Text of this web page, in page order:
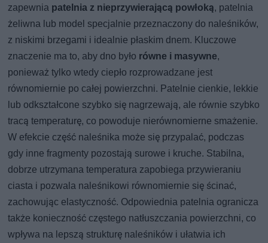
zapewnia patelnia z nieprzywierającą powłoką, patelnia
żeliwna lub model specjalnie przeznaczony do naleśników,
z niskimi brzegami i idealnie płaskim dnem. Kluczowe
znaczenie ma to, aby dno było równe i masywne,
ponieważ tylko wtedy ciepło rozprowadzane jest
równomiernie po całej powierzchni. Patelnie cienkie, lekkie
lub odkształcone szybko się nagrzewają, ale równie szybko
tracą temperaturę, co powoduje nierównomierne smażenie.
W efekcie część naleśnika może się przypalać, podczas
gdy inne fragmenty pozostają surowe i kruche. Stabilna,
dobrze utrzymana temperatura zapobiega przywieraniu
ciasta i pozwala naleśnikowi równomiernie się ścinać,
zachowując elastyczność. Odpowiednia patelnia ogranicza
także konieczność częstego natłuszczania powierzchni, co
wpływa na lepszą strukturę naleśników i ułatwia ich